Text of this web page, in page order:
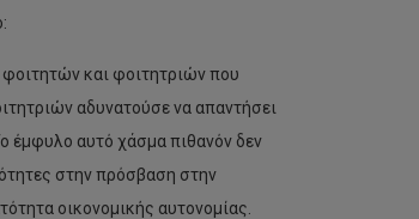
φοιτητών και φοιτητριών που
αδυνατούσε να απαντήσει
έμφυλο αυτό χάσμα πιθανόν δεν
στην πρόσβαση στην
οικονομικής αυτονομίας.